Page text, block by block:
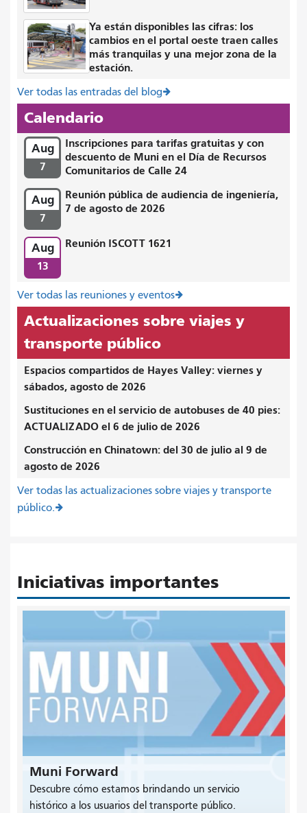
Ya están disponibles las cifras: los
cambios en el portal oeste traen calles
más tranquilas y una mejor zona de la
estación.
Ver todas las entradas del blog
Calendario
Aug
7
Inscripciones para tarifas gratuitas y con
descuento de Muni en el Día de Recursos
Comunitarios de Calle 24
Aug
7
Reunión pública de audiencia de ingeniería,
7 de agosto de 2026
Aug
13
Reunión ISCOTT 1621
Ver todas las reuniones y eventos
Actualizaciones sobre viajes y
transporte público
Espacios compartidos de Hayes Valley: viernes y
sábados, agosto de 2026
Sustituciones en el servicio de autobuses de 40 pies:
ACTUALIZADO el 6 de julio de 2026
Construcción en Chinatown: del 30 de julio al 9 de
agosto de 2026
Ver todas las actualizaciones sobre viajes y transporte
público.
Iniciativas importantes
Muni Forward
Descubre cómo estamos brindando un servicio
histórico a los usuarios del transporte público.